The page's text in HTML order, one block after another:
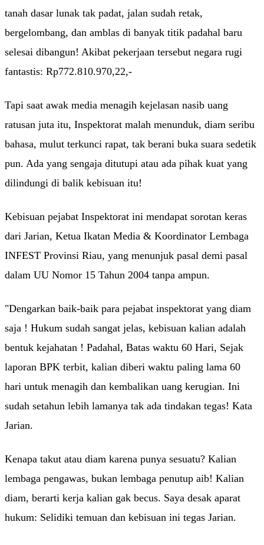
tanah dasar lunak tak padat, jalan sudah retak,
bergelombang, dan amblas di banyak titik padahal baru
selesai dibangun! Akibat pekerjaan tersebut negara rugi
fantastis: Rp772.810.970,22,-
Tapi saat awak media menagih kejelasan nasib uang
ratusan juta itu, Inspektorat malah menunduk, diam seribu
bahasa, mulut terkunci rapat, tak berani buka suara sedetik
pun. Ada yang sengaja ditutupi atau ada pihak kuat yang
dilindungi di balik kebisuan itu!
Kebisuan pejabat Inspektorat ini mendapat sorotan keras
dari Jarian, Ketua Ikatan Media & Koordinator Lembaga
INFEST Provinsi Riau, yang menunjuk pasal demi pasal
dalam UU Nomor 15 Tahun 2004 tanpa ampun.
"Dengarkan baik-baik para pejabat inspektorat yang diam
saja ! Hukum sudah sangat jelas, kebisuan kalian adalah
bentuk kejahatan ! Padahal, Batas waktu 60 Hari, Sejak
laporan BPK terbit, kalian diberi waktu paling lama 60
hari untuk menagih dan kembalikan uang kerugian. Ini
sudah setahun lebih lamanya tak ada tindakan tegas! Kata
Jarian.
Kenapa takut atau diam karena punya sesuatu? Kalian
lembaga pengawas, bukan lembaga penutup aib! Kalian
diam, berarti kerja kalian gak becus. Saya desak aparat
hukum: Selidiki temuan dan kebisuan ini tegas Jarian.